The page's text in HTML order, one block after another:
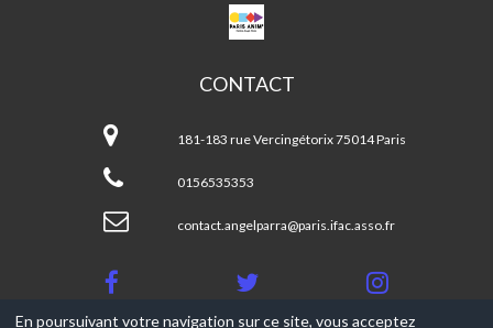
CPA
ANGEL
CONTACT
Angel
Parra
181-183 rue Vercingétorix 75014 Paris
0156535353
contact.angelparra@paris.ifac.asso.fr
En poursuivant votre navigation sur ce site, vous acceptez